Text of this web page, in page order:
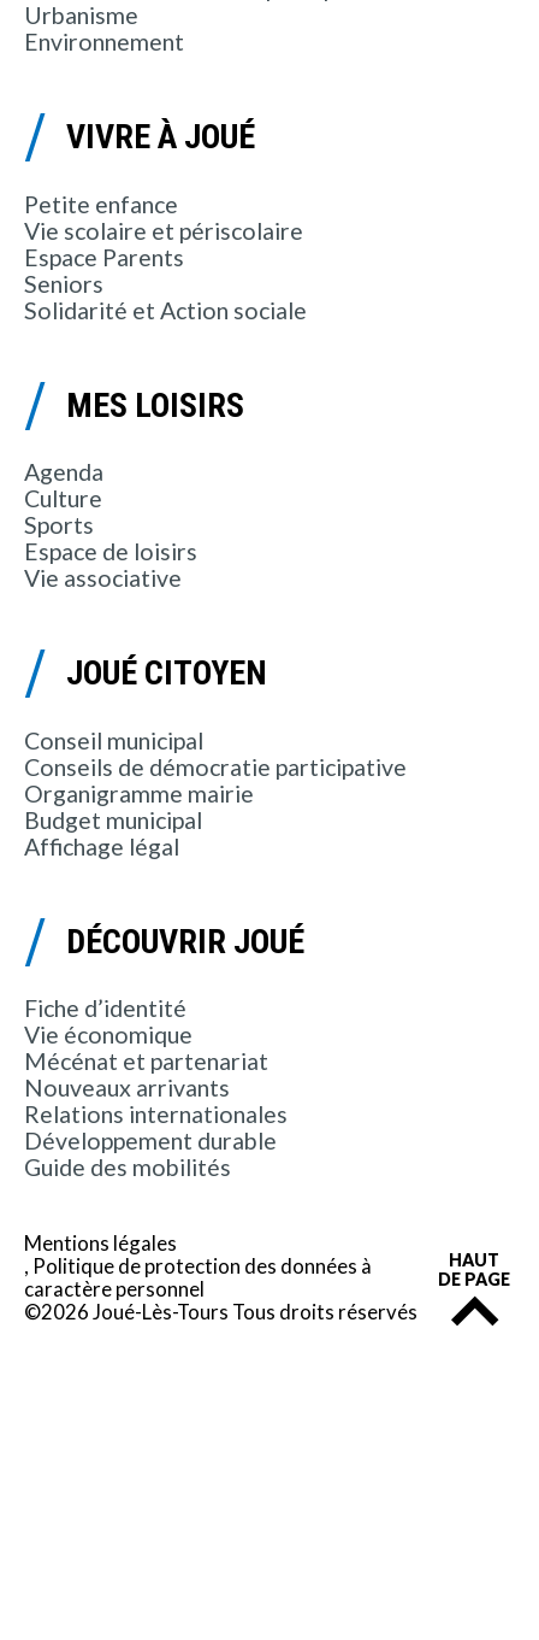
Urbanisme
Environnement
VIVRE À JOUÉ
Petite enfance
Vie scolaire et périscolaire
Espace Parents
Seniors
Solidarité et Action sociale
MES LOISIRS
Agenda
Culture
Sports
Espace de loisirs
Vie associative
JOUÉ CITOYEN
Conseil municipal
Conseils de démocratie participative
Organigramme mairie
Budget municipal
Affichage légal
DÉCOUVRIR JOUÉ
Fiche d’identité
Vie économique
Mécénat et partenariat
Nouveaux arrivants
Relations internationales
Développement durable
Guide des mobilités
Mentions légales
Politique de protection des données à
caractère personnel
©2026 Joué-Lès-Tours Tous droits réservés
HAUT
DE PAGE